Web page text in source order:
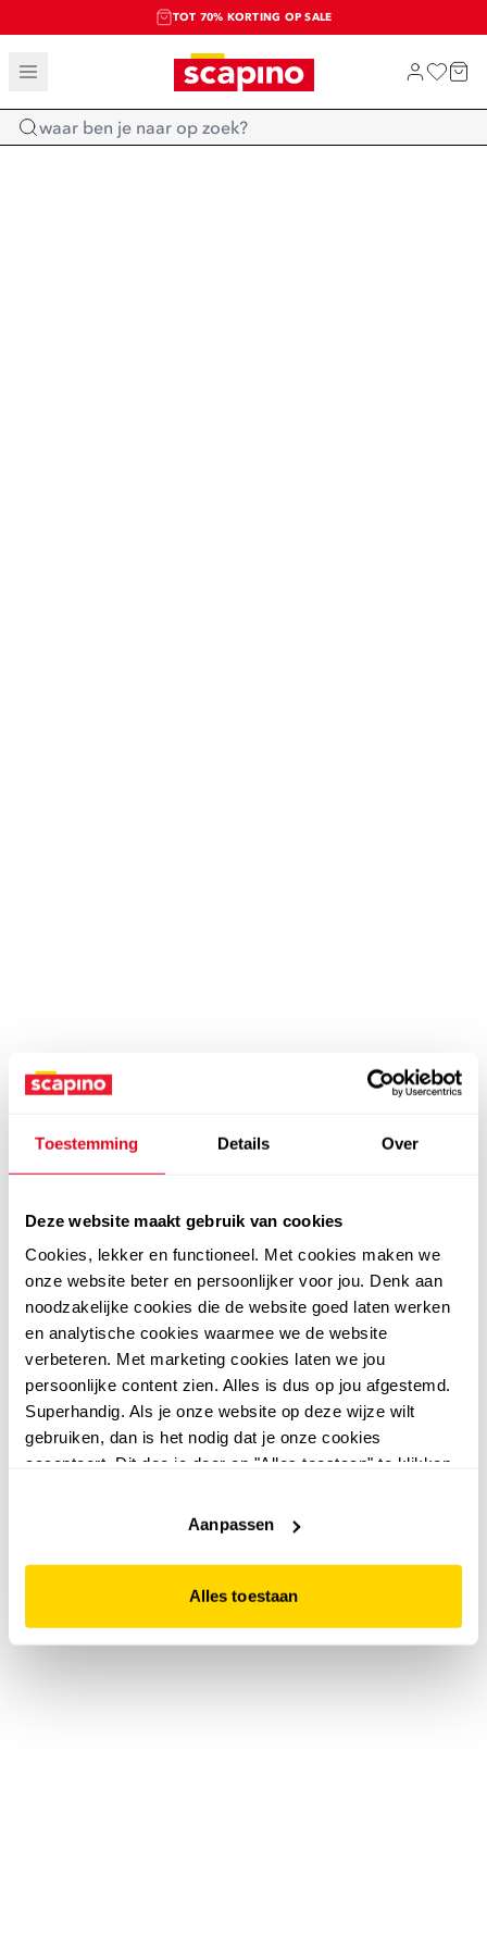
Toestemming Details Over
Deze website maakt gebruik van cookies
Cookies, lekker en functioneel. Met cookies maken we
onze website beter en persoonlijker voor jou. Denk aan
noodzakelijke cookies die de website goed laten werken
en analytische cookies waarmee we de website
verbeteren. Met marketing cookies laten we jou
persoonlijke content zien. Alles is dus op jou afgestemd.
Superhandig. Als je onze website op deze wijze wilt
gebruiken, dan is het nodig dat je onze cookies
accepteert. Dit doe je door op "Alles toestaan" te klikken.
website niet optimaal functioneert.
Aanpassen
Alles toestaan
TOT 70% KORTING OP SALE
SALE: LAATSTE KANS!
SHOP NIEUW
Home